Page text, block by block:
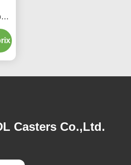
Casters Co.,Ltd.